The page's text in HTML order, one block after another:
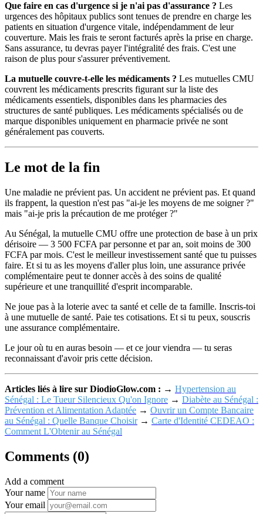
Que faire en cas d'urgence si je n'ai pas d'assurance ? Les
urgences des hôpitaux publics sont tenues de prendre en charge les
patients en situation d'urgence vitale, indépendamment de leur
couverture. Mais les frais te seront facturés après la prise en charge.
Sans assurance, tu devras payer l'intégralité des frais. C'est une
raison de plus pour s'assurer préventivement.
La mutuelle couvre-t-elle les médicaments ? Les mutuelles CMU
couvrent les médicaments prescrits figurant sur la liste des
médicaments essentiels, disponibles dans les pharmacies des
structures de santé publiques. Les médicaments spécialisés ou de
marque disponibles uniquement en pharmacie privée ne sont
généralement pas couverts.
Le mot de la fin
Une maladie ne prévient pas. Un accident ne prévient pas. Et quand
ils frappent, la question n'est pas "ai-je les moyens de me soigner ?"
mais "ai-je pris la précaution de me protéger ?"
Au Sénégal, la mutuelle CMU offre une protection de base à un prix
dérisoire — 3 500 FCFA par personne et par an, soit moins de 300
FCFA par mois. C'est le meilleur investissement santé que tu puisses
faire. Et si tu as les moyens d'aller plus loin, une assurance privée
complémentaire peut te donner accès à des soins de qualité
supérieure et une tranquillité d'esprit incomparable.
Ne joue pas à la loterie avec ta santé et celle de ta famille. Inscris-toi
à une mutuelle de santé. Paie tes cotisations. Et si tu peux, souscris
une assurance complémentaire.
Le jour où tu en auras besoin — et ce jour viendra — tu seras
reconnaissant d'avoir pris cette décision.
Articles liés à lire sur DiodioGlow.com : → Hypertension au
Sénégal : Le Tueur Silencieux Qu'on Ignore → Diabète au Sénégal :
Prévention et Alimentation Adaptée → Ouvrir un Compte Bancaire
au Sénégal : Quelle Banque Choisir→ Carte d'Identité CEDEAO :
Comment L'Obtenir au Sénégal
Comments (0)
Add a comment
Your name
Your email